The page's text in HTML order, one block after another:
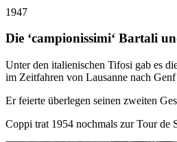
1947
Die ‘campionissimi‘ Bartali
Unter den italienischen Tifosi gab es
im Zeitfahren von Lausanne nach
Er feierte überlegen seinen zweiten
Coppi trat 1954 nochmals zur Tour de